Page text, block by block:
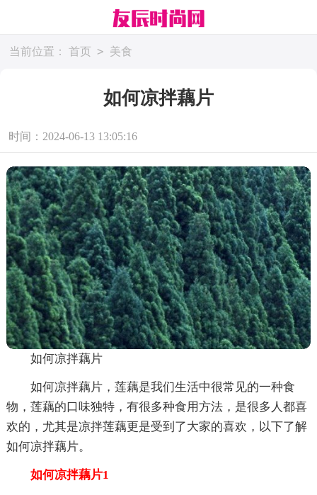
当前位置： 首页 > 美食
如何凉拌藕片
时间：2024-06-13 13:05:16
如何凉拌藕片
如何凉拌藕片，莲藕是我们生活中很常见的一种食
物，莲藕的口味独特，有很多种食用方法，是很多人都喜
欢的，尤其是凉拌莲藕更是受到了大家的喜欢，以下了解
如何凉拌藕片。
如何凉拌藕片1